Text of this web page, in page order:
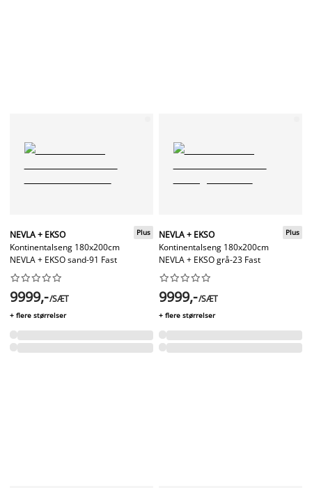
NEVLA + EKSO
Kontinentalseng 180x200cm
NEVLA + EKSO sand-91 Fast
Plus






9999,-/SÆT
+ flere størrelser
NEVLA + EKSO
Kontinentalseng 180x200cm
NEVLA + EKSO grå-23 Fast
Plus






9999,-/SÆT
+ flere størrelser